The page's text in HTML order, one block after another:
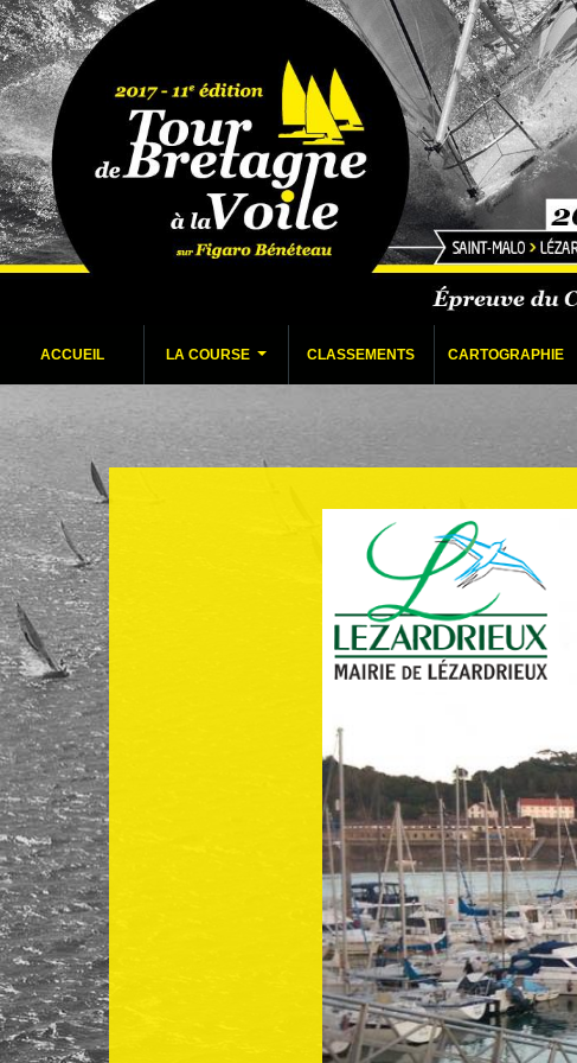
ACCUEIL LA COURSE CLASSEMENTS CARTOGRAPHIE